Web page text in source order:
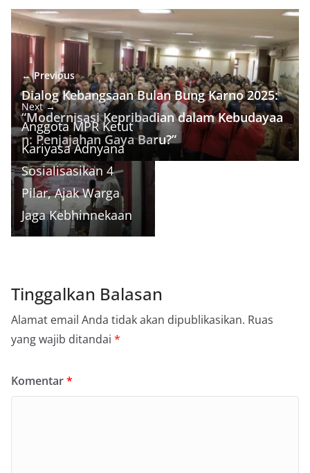
b
o
o
k
t
e
r
l g
r
a
m
s
A
p
p
a
t
e
r
e
s
t
l
y
L
i
n
k
a
r
e
← Previous
Dialog Kebangsaan Bulan Bung Karno 2025:
“Modernisasi Kepribadian dalam Kebudayaa
n: Penjajahan Gaya Baru?”
Next →
Anggota MPR Ketut
Kariyasa Adnyana
Sosialisasikan 4
Pilar, Ajak Warga
Jaga Kebhinnekaan
Tinggalkan Balasan
Alamat email Anda tidak akan dipublikasikan. Ruas
yang wajib ditandai *
Komentar*